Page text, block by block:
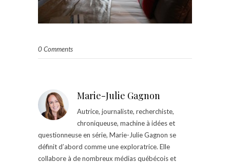
0 Comments
Marie-Julie Gagnon
Autrice, journaliste, recherchiste,
chroniqueuse, machine à idées et
questionneuse en série, Marie-Julie Gagnon se
définit d’abord comme une exploratrice. Elle
collabore à de nombreux médias québécois et